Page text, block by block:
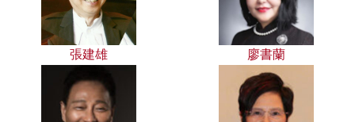
張建雄 廖書蘭